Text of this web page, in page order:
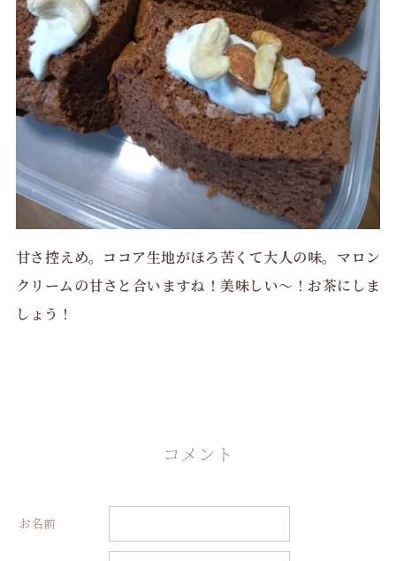
甘さ控えめ。ココア生地がほろ苦くて大人の味。マロン
クリームの甘さと合いますね！美味しい〜！お茶にしま
しょう！
コメント
お名前